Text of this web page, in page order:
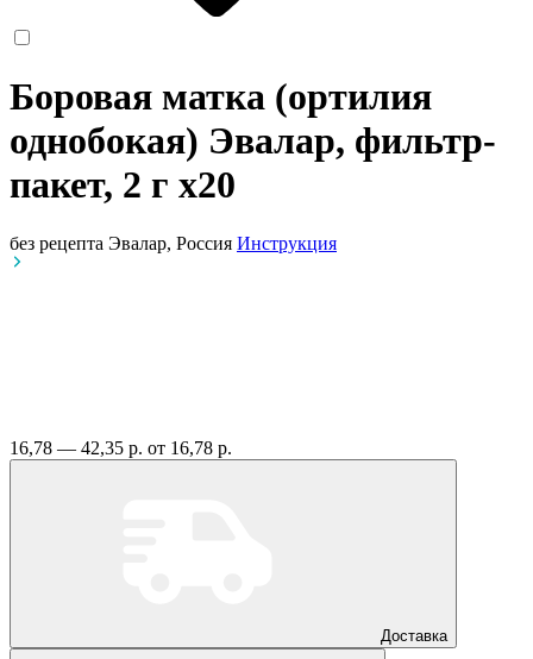
Боровая матка (ортилия
однобокая) Эвалар, фильтр-
пакет, 2 г x20
без рецепта Эвалар, Россия Инструкция
16,78 — 42,35 р. от 16,78 р.
Доставка